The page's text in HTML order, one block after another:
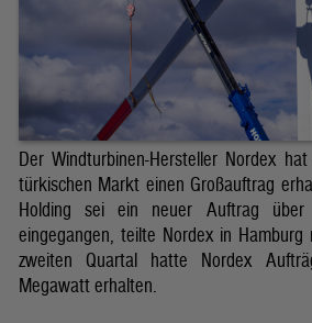
Der Windturbinen-Hersteller Nordex
türkischen Markt einen Großauftrag
Holding sei ein neuer Auftrag
eingegangen, teilte Nordex in
zweiten Quartal hatte Nordex
Megawatt erhalten.